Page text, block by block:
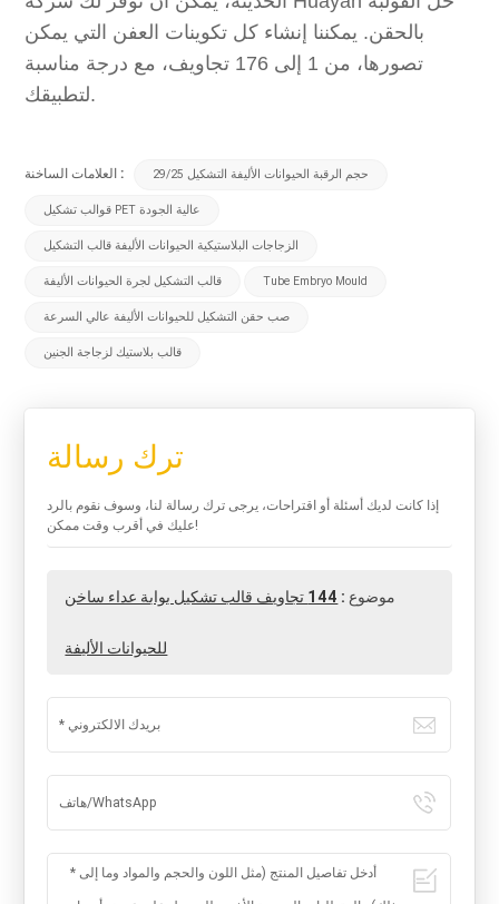
بالحقن. يمكننا إنشاء كل تكوينات العفن التي يمكن
تصورها، من 1 إلى 176 تجاويف، مع درجة مناسبة
لتطبيقك.
العلامات الساخنة : 29/25 حجم الرقبة الحيوانات الأليفة التشكيل
قوالب تشكيل PET عالية الجودة
الزجاجات البلاستيكية الحيوانات الأليفة قالب التشكيل
قالب التشكيل لجرة الحيوانات الأليفة Tube Embryo Mould
صب حقن التشكيل للحيوانات الأليفة عالي السرعة
قالب بلاستيك لزجاجة الجنين
ترك رسالة
إذا كانت لديك أسئلة أو اقتراحات، يرجى ترك رسالة لنا، وسوف نقوم بالرد
عليك في أقرب وقت ممكن!
موضوع : 144 تجاويف قالب تشكيل بوابة عداء ساخن
للحيوانات الأليفة